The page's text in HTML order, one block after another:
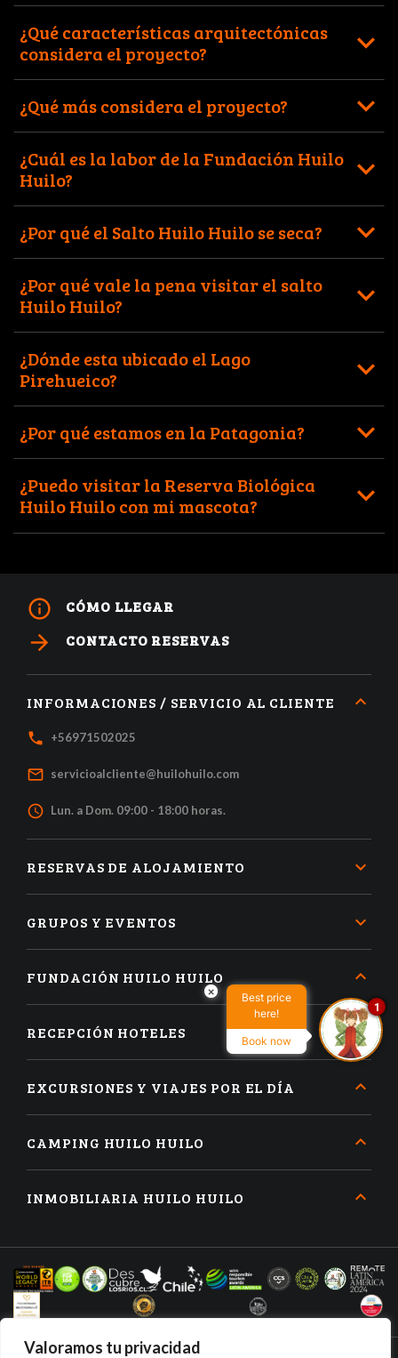
Valoramos tu privacidad
¿Qué características arquitectónicas
considera el proyecto?
¿Qué más considera el proyecto?
¿Cuál es la labor de la Fundación Huilo
Huilo?
¿Por qué el Salto Huilo Huilo se seca?
¿Por qué vale la pena visitar el salto
Huilo Huilo?
¿Dónde esta ubicado el Lago
Pirehueico?
¿Por qué estamos en la Patagonia?
¿Puedo visitar la Reserva Biológica
Huilo Huilo con mi mascota?
info_outline CÓMO LLEGAR
arrow_forward CONTACTO RESERVAS
INFORMACIONES / SERVICIO AL CLIENTE
local_phone +56971502025
mail_outline servicioalcliente@huilohuilo.com
access_time Lun. a Dom. 09:00 - 18:00 horas.
RESERVAS DE ALOJAMIENTO
GRUPOS Y EVENTOS
FUNDACIÓN HUILO HUILO
RECEPCIÓN HOTELES
EXCURSIONES Y VIAJES POR EL DÍA
CAMPING HUILO HUILO
INMOBILIARIA HUILO HUILO
×
Best price
here!
Book now
1